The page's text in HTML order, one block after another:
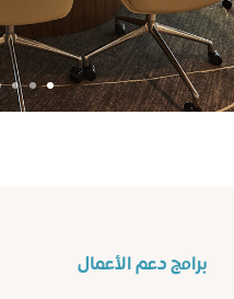
برامج دعم الأعمال